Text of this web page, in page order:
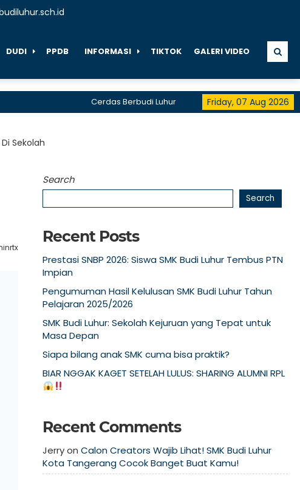
DUDI PPDB INFORMASI TIKTOK GALERI VIDEO
Friday, 07 Aug 2026
Cerdas Berbudi Luhur
" BE THE FIRST, BE THE
telah menerima akreditasi A hingga 2028
Sekolah
Search
Search
Recent Posts
Prestasi SNBP 2026: Siswa SMK Budi Luhur Tembus PTN
Impian
Pengumuman Hasil Kelulusan SMK Budi Luhur Tahun
Pelajaran 2025/2026
SMK Budi Luhur: Sekolah Kejuruan yang Tepat untuk
Masa Depan
Siapa bilang anak SMK cuma bisa praktik?
BIAR NGGAK KAGET SETELAH LULUS: SHARING ALUMNI RPL
Recent Comments
JerryonCalon Creators Wajib Lihat! SMK Budi Luhur
Kota Tangerang Cocok Banget Buat Kamu!